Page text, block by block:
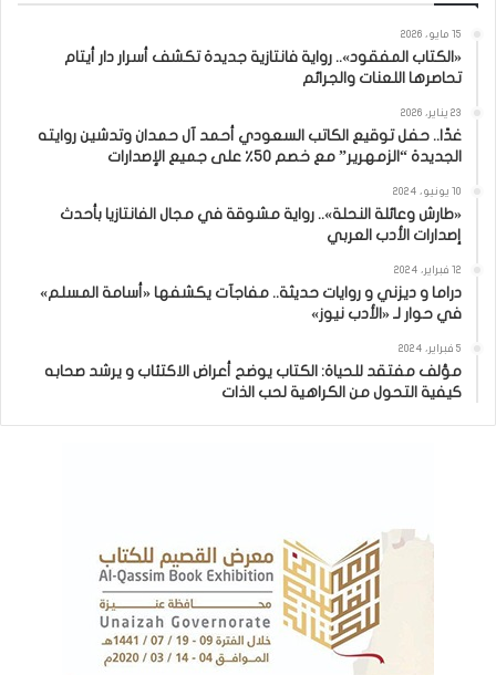
15 مايو، 2026
«الكتاب المفقود».. رواية فانتازية جديدة تكشف أسرار دار أيتام
تحاصرها اللعنات والجرائم
23 يناير، 2026
غدًا.. حفل توقيع الكاتب السعودي أحمد آل حمدان وتدشين روايته
الجديدة “الزمهرير” مع خصم 50٪ على جميع الإصدارات
10 يونيو، 2024
«طارش وعائلة النحلة».. رواية مشوقة في مجال الفانتازيا بأحدث
إصدارات الأدب العربي
12 فبراير، 2024
دراما و ديزني و روايات حديثة.. مفاجآت يكشفها «أسامة المسلم»
في حوار لـ «الأدب نيوز»
5 فبراير، 2024
مؤلف مفتقد للحياة: الكتاب يوضح أعراض الاكتئاب و يرشد صحابه
كيفية التحول من الكراهية لحب الذات